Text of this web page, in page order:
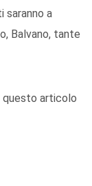
saranno a
Balvano, tante
questo articolo